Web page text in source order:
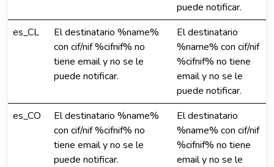
puede notificar.
es_CL
El destinatario %name%
con cif/nif %cifnif% no
tiene email y no se le
puede notificar.
El destinatario
%name% con cif/nif
%cifnif% no tiene
email y no se le
puede notificar.
es_CO
El destinatario %name%
con cif/nif %cifnif% no
tiene email y no se le
puede notificar.
El destinatario
%name% con cif/nif
%cifnif% no tiene
email y no se le